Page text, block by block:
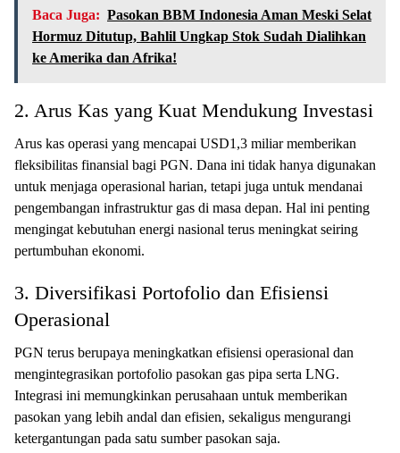
Baca Juga: Pasokan BBM Indonesia Aman Meski Selat
Hormuz Ditutup, Bahlil Ungkap Stok Sudah Dialihkan
ke Amerika dan Afrika!
2. Arus Kas yang Kuat Mendukung Investasi
Arus kas operasi yang mencapai USD1,3 miliar memberikan
fleksibilitas finansial bagi PGN. Dana ini tidak hanya digunakan
untuk menjaga operasional harian, tetapi juga untuk mendanai
pengembangan infrastruktur gas di masa depan. Hal ini penting
mengingat kebutuhan energi nasional terus meningkat seiring
pertumbuhan ekonomi.
3. Diversifikasi Portofolio dan Efisiensi
Operasional
PGN terus berupaya meningkatkan efisiensi operasional dan
mengintegrasikan portofolio pasokan gas pipa serta LNG.
Integrasi ini memungkinkan perusahaan untuk memberikan
pasokan yang lebih andal dan efisien, sekaligus mengurangi
ketergantungan pada satu sumber pasokan saja.